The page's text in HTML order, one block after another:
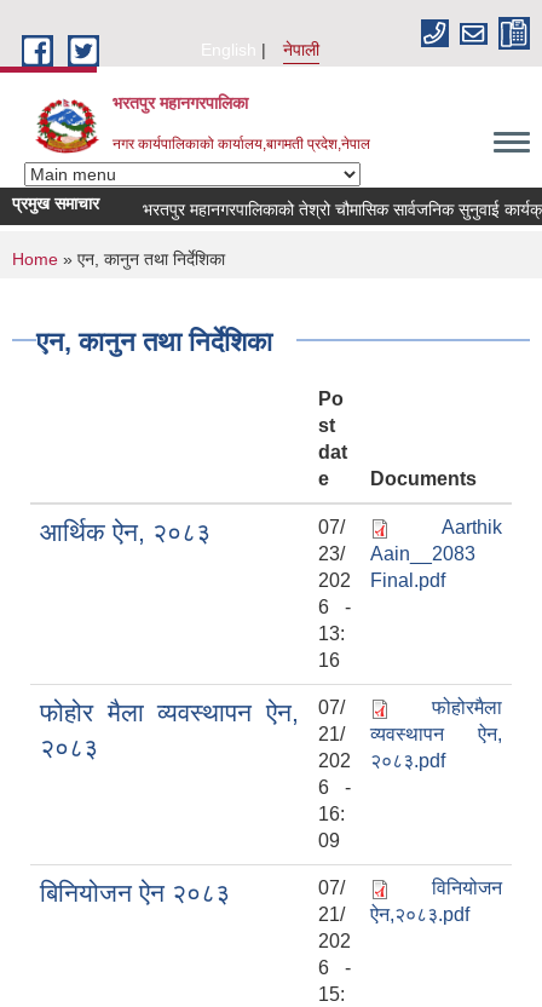
English
नेपाली
भरतपुर महानगरपालिका
नगर कार्यपालिकाको कार्यालय,बागमती प्रदेश,नेपाल
प्रमुख समाचार भरतपुर महानगरपालिकाको तेश्रो चौमासिक सार्वजनिक सुनुवाई कार्यक्रम
You are here
Home » एन, कानुन तथा निर्देशिका
एन, कानुन तथा निर्देशिका
Po
st
dat
e
Documents
आर्थिक ऐन, २०८३
07/
23/
202
6 -
13:
16
Aarthik
Aain__2083
Final.pdf
फोहोर मैला व्यवस्थापन ऐन,
२०८३
07/
21/
202
6 -
16:
09
फोहोरमैला
व्यवस्थापन ऐन,
२०८३.pdf
बिनियोजन ऐन २०८३
07/
21/
202
6 -
15:
विनियोजन
ऐन,२०८३.pdf